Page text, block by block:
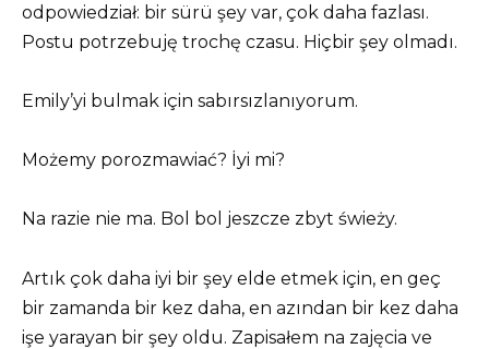
odpowiedział: bir sürü şey var, çok daha fazlası.
Postu potrzebuję trochę czasu. Hiçbir şey olmadı.
Emily’yi bulmak için sabırsızlanıyorum.
Możemy porozmawiać? İyi mi?
Na razie nie ma. Bol bol jeszcze zbyt świeży.
Artık çok daha iyi bir şey elde etmek için, en geç
bir zamanda bir kez daha, en azından bir kez daha
işe yarayan bir şey oldu. Zapisałem na zajęcia ve